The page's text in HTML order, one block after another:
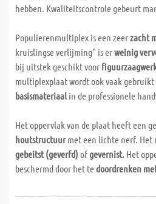
hebben. Kwaliteitscontrole gebeurt
Populierenmultiplex is een zeerzacht
kruislingse verlijming" is erweinig
bij uitstek geschikt voor
multiplexplaat wordt ook vaak gebruikt
basismateriaalin de professionele
Het oppervlak van de plaat heeft een
houtstructuurmet een lichte nerf. Het
gebeitst (geverfd) ofgevernist. Het
beschermd door het tedoordrenken